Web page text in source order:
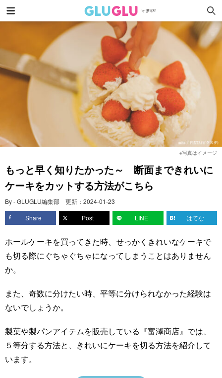
※写真はイメージ
もっと早く知りたかった～ 断面まできれいに
ケーキをカットする方法がこちら
By - GLUGLU編集部 更新： 2024-01-23
Share
Post LINE はてな
ホールケーキを買ってきた時、せっかくきれいなケーキで
も切る際にぐちゃぐちゃになってしまうことはありません
か。
また、奇数に分けたい時、平等に分けられなかった経験は
ないでしょうか。
製菓や製パンアイテムを販売している『富澤商店』では、
５等分する方法と、きれいにケーキを切る方法を紹介して
います。